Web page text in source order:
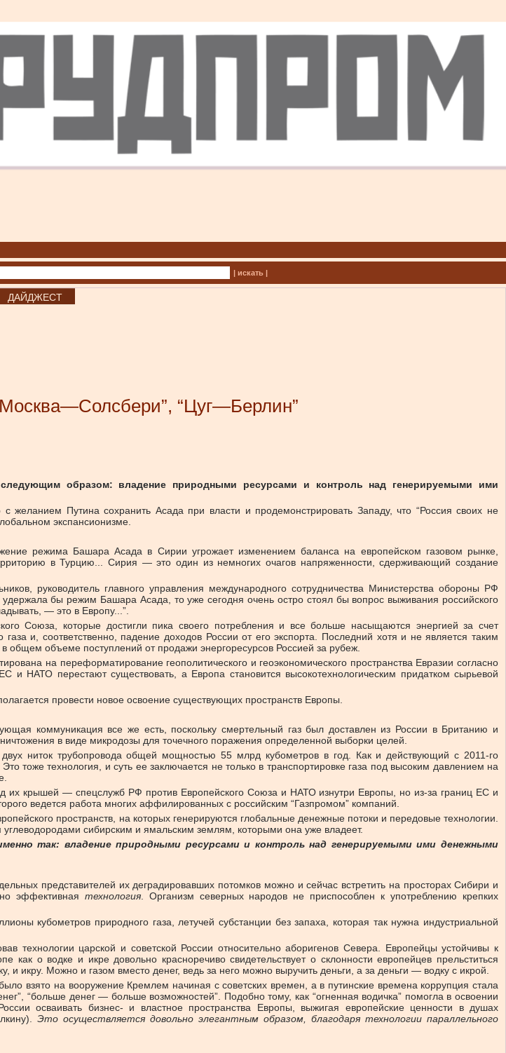
| искать |
ДАЙДЖЕСТ
“Цуг—Берлин”
образом: владение природными ресурсами и контроль над генерируемыми ими
желанием Путина сохранить Асада при власти и продемонстрировать Западу, что “Россия своих не
экспансионизме.
режима Башара Асада в Сирии угрожает изменением баланса на европейском газовом рынке,
в Турцию... Сирия — это один из немногих очагов напряженности, сдерживающий создание
руководитель главного управления международного сотрудничества Министерства обороны РФ
бы режим Башара Асада, то уже сегодня очень остро стоял бы вопрос выживания российского
— это в Европу...”.
Союза, которые достигли пика своего потребления и все больше насыщаются энергией за счет
и, соответственно, падение доходов России от его экспорта. Последний хотя и не является таким
объеме поступлений от продажи энергоресурсов Россией за рубеж.
на переформатирование геополитического и геоэкономического пространства Евразии согласно
НАТО перестают существовать, а Европа становится высокотехнологическим придатком сырьевой
провести новое освоение существующих пространств Европы.
коммуникация все же есть, поскольку смертельный газ был доставлен из России в Британию и
в виде микродозы для точечного поражения определенной выборки целей.
ниток трубопровода общей мощностью 55 млрд кубометров в год. Как и действующий с 2011-го
тоже технология, и суть ее заключается не только в транспортировке газа под высоким давлением на
их крышей — спецслужб РФ против Европейского Союза и НАТО изнутри Европы, но из-за границ ЕС и
ведется работа многих аффилированных с российским “Газпромом” компаний.
пространств, на которых генерируются глобальные денежные потоки и передовые технологии.
сибирским и ямальским землям, которыми она уже владеет.
так: владение природными ресурсами и контроль над генерируемыми ими денежными
представителей их деградировавших потомков можно и сейчас встретить на просторах Сибири и
эффективная технология. Организм северных народов не приспособлен к употреблению крепких
кубометров природного газа, летучей субстанции без запаха, которая так нужна индустриальной
технологии царской и советской России относительно аборигенов Севера. Европейцы устойчивы к
о водке и икре довольно красноречиво свидетельствует о склонности европейцев прельститься
икру. Можно и газом вместо денег, ведь за него можно выручить деньги, а за деньги — водку с икрой.
взято на вооружение Кремлем начиная с советских времен, а в путинские времена коррупция стала
“больше денег — больше возможностей”. Подобно тому, как “огненная водичка” помогла в освоении
осваивать бизнес- и властное пространства Европы, выжигая европейские ценности в душах
Это осуществляется довольно элегантным образом, благодаря технологии параллельного